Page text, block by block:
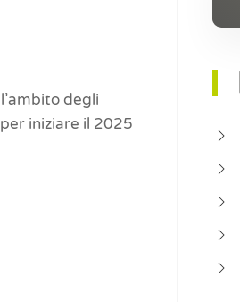
degli
iniziare il 2025